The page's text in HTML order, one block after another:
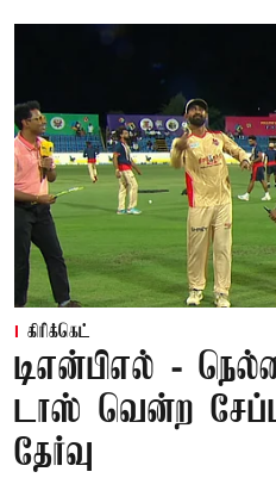
கிரிக்கெட்
டிஎன்பிஎல் -
டாஸ் வென்ற
தேர்வு